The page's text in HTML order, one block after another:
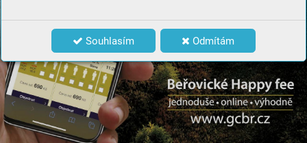
Souhlasím Odmítám